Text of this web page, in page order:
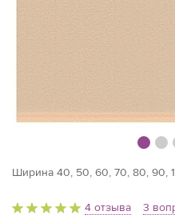
Ширина 40, 50, 60, 70, 80, 90,
4 отзыва 3